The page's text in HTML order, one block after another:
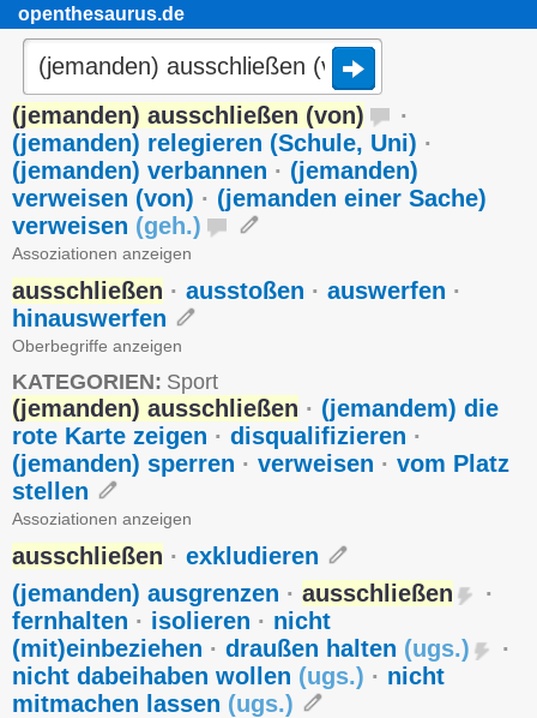
openthesaurus.de
(jemanden) ausschließen (von)
·
(jemanden) relegieren (Schule, Uni) ·
(jemanden) verbannen · (jemanden)
verweisen (von) · (jemanden einer Sache)
verweisen (geh.)
Assoziationen anzeigen
ausschließen · ausstoßen · auswerfen ·
hinauswerfen
Oberbegriffe anzeigen
KATEGORIEN: Sport
(jemanden) ausschließen · (jemandem) die
rote Karte zeigen · disqualifizieren ·
(jemanden) sperren · verweisen · vom Platz
stellen
Assoziationen anzeigen
ausschließen · exkludieren
(jemanden) ausgrenzen · ausschließen
·
fernhalten · isolieren · nicht
(mit)einbeziehen · draußen halten (ugs.)
·
nicht dabeihaben wollen (ugs.) · nicht
mitmachen lassen (ugs.)